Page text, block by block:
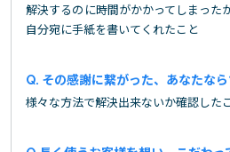
解決するのに時間がかかってしまった
自分宛に手紙を書いてくれたこと
その感謝に繋がった、あなたな
様々な方法で解決出来ないか確認した